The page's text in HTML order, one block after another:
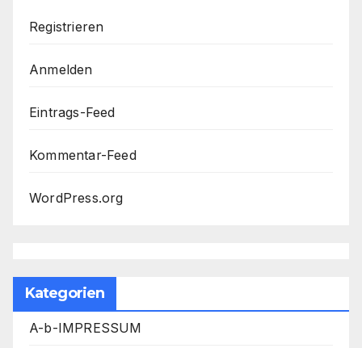
Registrieren
Anmelden
Eintrags-Feed
Kommentar-Feed
WordPress.org
Kategorien
A-b-IMPRESSUM